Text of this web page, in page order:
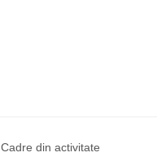
Cadre din activitate